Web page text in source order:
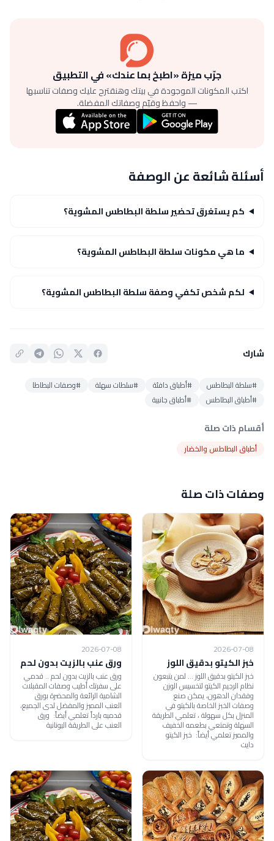
جرّب ميزة «اطبخ بما عندك» في التطبيق
اكتب المكونات الموجودة في بيتك وهنقترح عليك وصفات تناسبها
— واحفظ وقيّم وصفاتك المفضلة.
أسئلة شائعة عن الوصفة
كم يستغرق تحضير سلطة البطاطس المشوية؟
ما هي مكونات سلطة البطاطس المشوية؟
لكم شخص تكفي وصفة سلطة البطاطس المشوية؟
شارك
#سلطة البطاطس #أطباق دافئة #سلطات سهلة
#وصفات البطاطا
#أطباق البطاطس
#أطباق جانبية
أقسام ذات صلة
أطباق البطاطس والخضار
وصفات ذات صلة
2026-07-08
خبز الكيتو بدقيق اللوز
خبز الكيتو بدقيق اللوز ... لمن يتبعون
نظام الرجيم الكيتو لتخسيس الوزن
وفقدان الدهون، يمكن صنع
وصفات الخبز الخاصة بالكيتو في
المنزل بكل سهولة ، تعلمي الطريقة
السهلة وتمتعي بطعمه الخفيف
والمميز تعلمي أيضاً: خبز الكيتو
دايت
2026-07-08
ورق عنب بالزيت بدون لحم
ورق عنب بالزيت بدون لحم .. قدمي
على سفرتك أطيب وصفات المقبلات
الشامية الرائعة والمحضرة بورق
العنب المميز والمفضل لدى الجميع،
قدميه بارداً تعلمي أيضاً: ورق
العنب على الطريقة اليونانية